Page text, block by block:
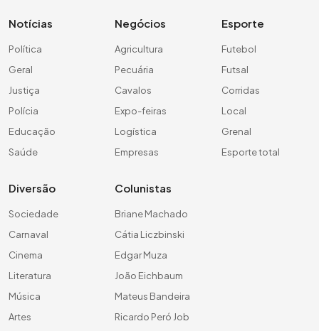
Notícias
Política
Geral
Justiça
Polícia
Educação
Saúde
Negócios
Agricultura
Pecuária
Cavalos
Expo-feiras
Logística
Empresas
Esporte
Futebol
Futsal
Corridas
Local
Grenal
Esporte total
Diversão
Sociedade
Carnaval
Cinema
Literatura
Música
Artes
Colunistas
Briane Machado
Cátia Liczbinski
Edgar Muza
João Eichbaum
Mateus Bandeira
Ricardo Peró Job